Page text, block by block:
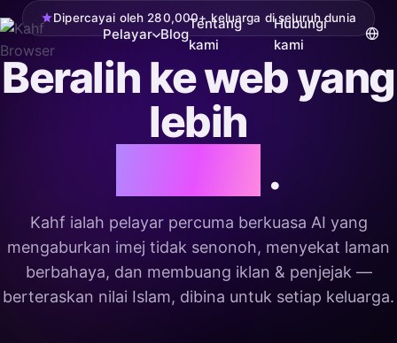
Pelayar Blog
Tentang
kami
Hubungi
kami
Dipercayai oleh 280,000+ keluarga di seluruh dunia
Beralih ke web yang
lebih
Kahf ialah pelayar percuma berkuasa AI yang
mengaburkan imej tidak senonoh, menyekat laman
berbahaya, dan membuang iklan & penjejak —
berteraskan nilai Islam, dibina untuk setiap keluarga.